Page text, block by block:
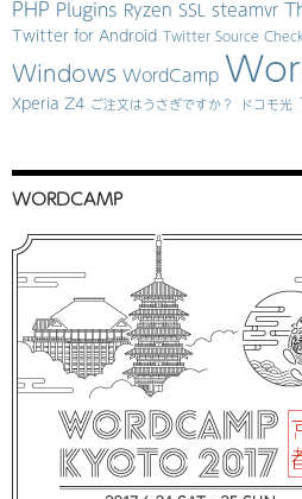
PHP Plugins Ryzen SSL steamvr
Twitter for Android Twitter Source
Windows WordCamp
Xperia Z4 ご注文はうさぎですか？ ドコモ光
WORDCAMP